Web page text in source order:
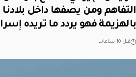
التفاهم ومن يصفها داخل بلادنا
بالهزيمة فهو يردد ما تريده
قبل 10 ساعات